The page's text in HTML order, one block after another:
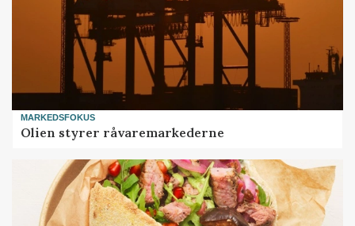
MARKEDSFOKUS
Olien styrer råvaremarkederne